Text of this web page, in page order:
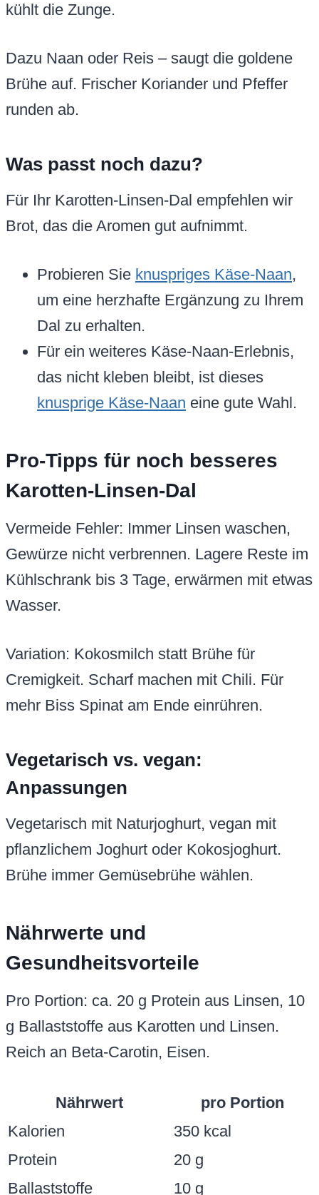
kühlt die Zunge.
Dazu Naan oder Reis – saugt die goldene
Brühe auf. Frischer Koriander und Pfeffer
runden ab.
Was passt noch dazu?
Für Ihr Karotten-Linsen-Dal empfehlen wir
Brot, das die Aromen gut aufnimmt.
Probieren Sie knuspriges Käse-Naan,
um eine herzhafte Ergänzung zu Ihrem
Dal zu erhalten.
Für ein weiteres Käse-Naan-Erlebnis,
das nicht kleben bleibt, ist dieses
knusprige Käse-Naan eine gute Wahl.
Pro-Tipps für noch besseres
Karotten-Linsen-Dal
Vermeide Fehler: Immer Linsen waschen,
Gewürze nicht verbrennen. Lagere Reste im
Kühlschrank bis 3 Tage, erwärmen mit etwas
Wasser.
Variation: Kokosmilch statt Brühe für
Cremigkeit. Scharf machen mit Chili. Für
mehr Biss Spinat am Ende einrühren.
Vegetarisch vs. vegan:
Anpassungen
Vegetarisch mit Naturjoghurt, vegan mit
pflanzlichem Joghurt oder Kokosjoghurt.
Brühe immer Gemüsebrühe wählen.
Nährwerte und
Gesundheitsvorteile
Pro Portion: ca. 20 g Protein aus Linsen, 10
g Ballaststoffe aus Karotten und Linsen.
Reich an Beta-Carotin, Eisen.
Nährwert
pro Portion
Kalorien
350 kcal
Protein
20 g
Ballaststoffe
10 g